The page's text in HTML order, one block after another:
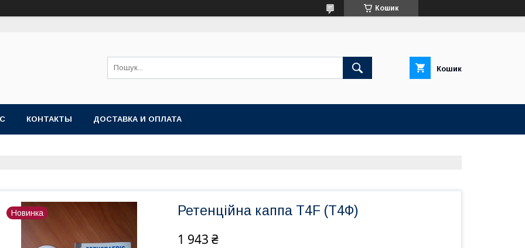
Кошик
Кошик
КОНТАКТЫ ДОСТАВКА И ОПЛАТА
Новинка Ретенційна каппа Т4F (Т4Ф)
1 943 ₴